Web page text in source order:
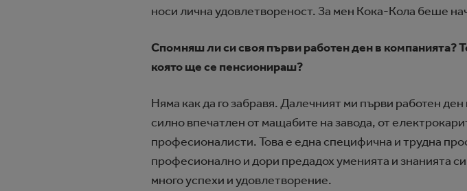
носи лична удовлетвореност. За мен Кока-Кола беше
Спомняш ли си своя първи работен ден в компанията?
която ще се пенсионираш?
Няма как да го забравя. Далечният ми първи работен
силно впечатлен от мащабите на завода, от
професионалисти. Това е една специфична и трудна
професионално и дори предадох уменията и знанията
много успехи и удовлетворение.